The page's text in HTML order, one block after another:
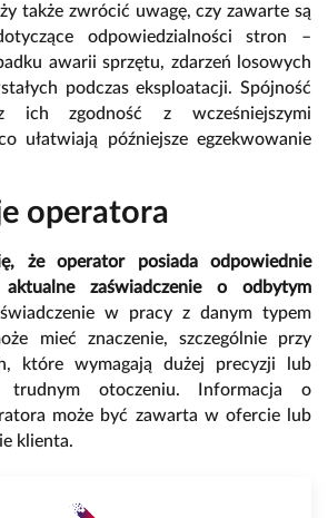
także zwrócić uwagę, czy zawarte są
odpowiedzialności stron –
awarii sprzętu, zdarzeń losowych
podczas eksploatacji. Spójność
ich zgodność z wcześniejszymi
ułatwiają późniejsze egzekwowanie
operatora
że operator posiada odpowiednie
zaświadczenie o odbytym
w pracy z danym typem
mieć znaczenie, szczególnie przy
które wymagają dużej precyzji lub
otoczeniu. Informacja o
może być zawarta w ofercie lub
klienta.